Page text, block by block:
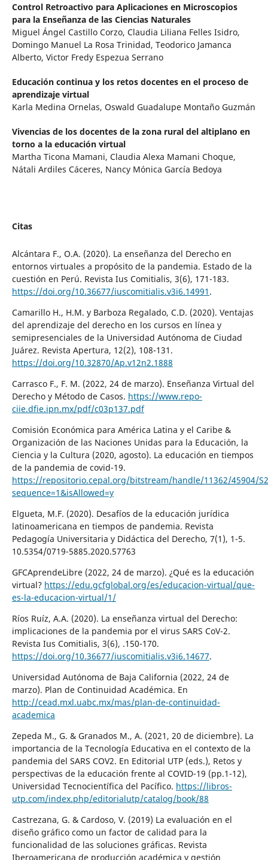
Control Retroactivo para Aplicaciones en Microscopios
para la Enseñanza de las Ciencias Naturales
Miguel Ángel Castillo Corzo, Claudia Liliana Felles Isidro,
Domingo Manuel La Rosa Trinidad, Teodorico Jamanca
Alberto, Victor Fredy Espezua Serrano
Educación continua y los retos docentes en el proceso de
aprendizaje virtual
Karla Medina Ornelas, Oswald Guadalupe Montaño Guzmán
Vivencias de los docentes de la zona rural del altiplano en
torno a la educación virtual
Martha Ticona Mamani, Claudia Alexa Mamani Choque,
Nátali Ardiles Cáceres, Nancy Mónica García Bedoya
Citas
Alcántara F., O.A. (2020). La enseñanza del Derecho en
entornos virtuales a propósito de la pandemia. Estado de la
cuestión en Perú. Revista Ius Comitialis, 3(6), 171-183.
https://doi.org/10.36677/iuscomitialis.v3i6.14991 .
Camarillo H., H.M. y Barboza Regalado, C.D. (2020). Ventajas
del aprendizaje del derecho en los cursos en línea y
semipresenciales de la Universidad Autónoma de Ciudad
Juárez. Revista Apertura, 12(2), 108-131.
https://doi.org/10.32870/Ap.v12n2.1888
Carrasco F., F. M. (2022, 24 de marzo). Enseñanza Virtual del
Derecho y Método de Casos. https://www.repo-
ciie.dfie.ipn.mx/pdf/c03p137.pdf
Comisión Económica para América Latina y el Caribe &
Organización de las Naciones Unidas para la Educación, la
Ciencia y la Cultura (2020, agosto). La educación en tiempos
de la pandemia de covid-19.
https://repositorio.cepal.org/bitstream/handle/11362/45904/
sequence=1&isAllowed=y
Elgueta, M.F. (2020). Desafíos de la educación jurídica
latinoamericana en tiempos de pandemia. Revista
Pedagogía Universitaria y Didáctica del Derecho, 7(1), 1-5.
10.5354/0719-5885.2020.57763
GFCAprendeLibre (2022, 24 de marzo). ¿Qué es la educación
virtual? https://edu.gcfglobal.org/es/educacion-virtual/que-
es-la-educacion-virtual/1/
Ríos Ruíz, A.A. (2020). La enseñanza virtual del Derecho:
implicaciones de la pandemia por el virus SARS CoV-2.
Revista Ius Comitialis, 3(6), .150-170.
https://doi.org/10.36677/iuscomitialis.v3i6.14677.
Universidad Autónoma de Baja California (2022, 24 de
marzo). Plan de Continuidad Académica. En
http://cead.mxl.uabc.mx/mas/plan-de-continuidad-
academica
Zepeda M., G. & Granados M., A. (2021, 20 de diciembre). La
importancia de la Tecnología Educativa en el contexto de la
pandemia del SARS COV2. En Editorial UTP (eds.), Retos y
perspectivas de la educación frente al COVID-19 (pp.1-12),
Universidad Tecnocientífica del Pacífico. https://libros-
utp.com/index.php/editorialutp/catalog/book/88
Castrezana, G. & Cardoso, V. (2019) La evaluación en el
diseño gráfico como un factor de calidad para la
funcionalidad de las soluciones gráficas. Revista
Iberoamericana de producción académica y gestión